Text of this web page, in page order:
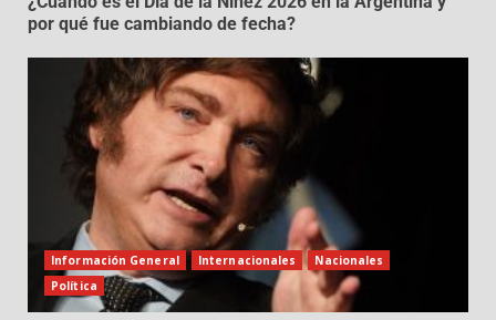
por qué fue cambiando de fecha?
Información General Internacionales
Nacionales
Política